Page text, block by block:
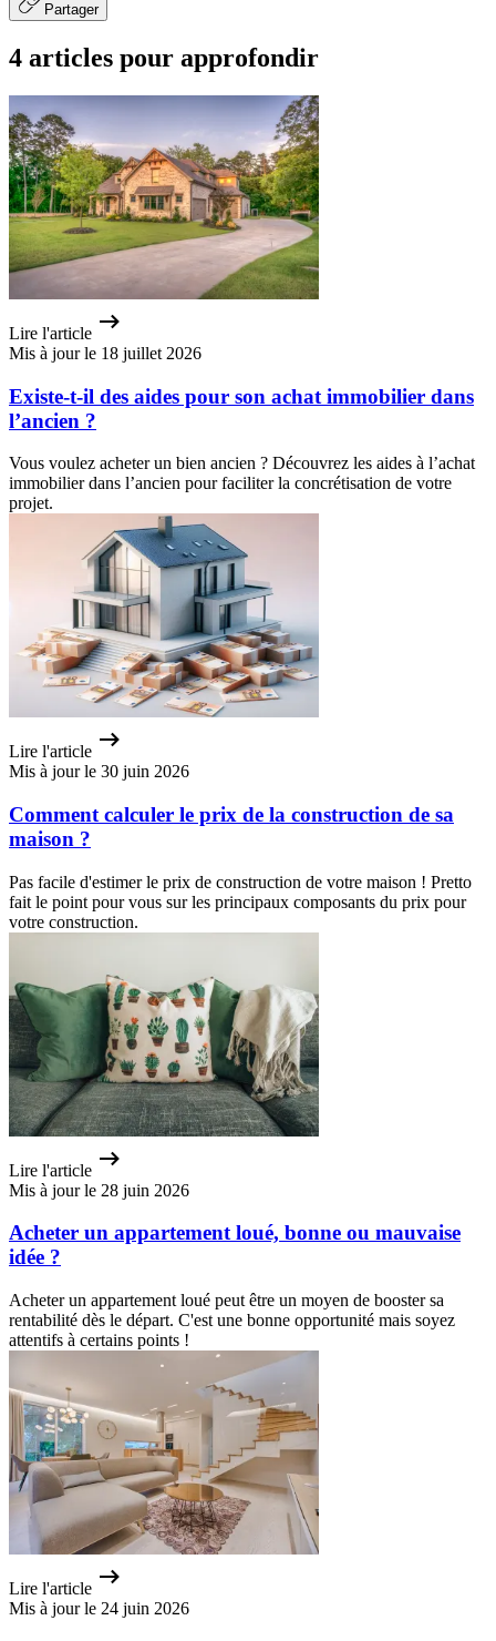
Partager
4 articles pour approfondir
Lire l'article
Mis à jour le 18 juillet 2026
Existe-t-il des aides pour son achat immobilier dans
l’ancien ?
Vous voulez acheter un bien ancien ? Découvrez les aides à l’achat
immobilier dans l’ancien pour faciliter la concrétisation de votre
projet.
Lire l'article
Mis à jour le 30 juin 2026
Comment calculer le prix de la construction de sa
maison ?
Pas facile d'estimer le prix de construction de votre maison ! Pretto
fait le point pour vous sur les principaux composants du prix pour
votre construction.
Lire l'article
Mis à jour le 28 juin 2026
Acheter un appartement loué, bonne ou mauvaise
idée ?
Acheter un appartement loué peut être un moyen de booster sa
rentabilité dès le départ. C'est une bonne opportunité mais soyez
attentifs à certains points !
Lire l'article
Mis à jour le 24 juin 2026